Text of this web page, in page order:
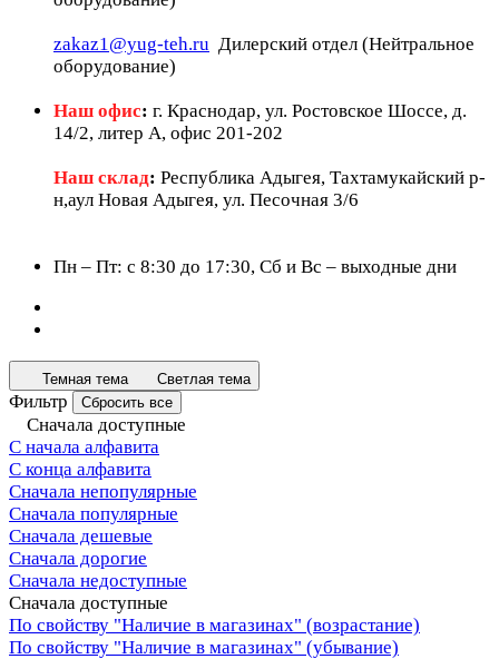
zakaz1@yug-teh.ru Дилерский отдел (Нейтральное
оборудование)
Наш офис: г. Краснодар, ул. Ростовское Шоссе, д.
14/2, литер А, офис 201-202
Наш склад: Республика Адыгея, Тахтамукайский р-
н,аул Новая Адыгея, ул. Песочная 3/6
Пн – Пт: c 8:30 до 17:30, Сб и Вс – выходные дни
Темная тема Светлая тема
Фильтр Сбросить все
Сначала доступные
С начала алфавита
С конца алфавита
Сначала непопулярные
Сначала популярные
Сначала дешевые
Сначала дорогие
Сначала недоступные
Сначала доступные
По свойству "Наличие в магазинах" (возрастание)
По свойству "Наличие в магазинах" (убывание)